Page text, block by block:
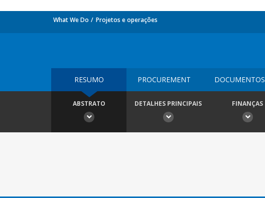
What We Do Projetos e operações
RESUMO PROCUREMENT DOCUMENTOS
ABSTRATO DETALHES PRINCIPAIS FINANÇAS